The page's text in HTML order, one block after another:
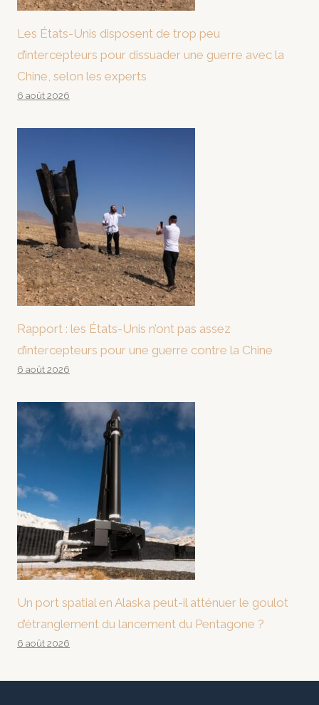
Les États-Unis disposent de trop peu
d’intercepteurs pour dissuader une guerre avec la
Chine, selon les experts
6 août 2026
Rapport : les États-Unis n’ont pas assez
d’intercepteurs pour une guerre contre la Chine
6 août 2026
Un port spatial en Alaska peut-il atténuer le goulot
d’étranglement du lancement du Pentagone ?
6 août 2026